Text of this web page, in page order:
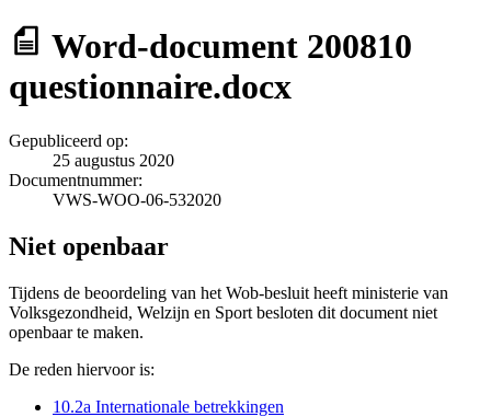
Word-document 200810
questionnaire.docx
Gepubliceerd op:
25 augustus 2020
Documentnummer:
VWS-WOO-06-532020
Niet openbaar
Tijdens de beoordeling van het Wob-besluit heeft ministerie van
Volksgezondheid, Welzijn en Sport besloten dit document niet
openbaar te maken.
De reden hiervoor is:
10.2a Internationale betrekkingen